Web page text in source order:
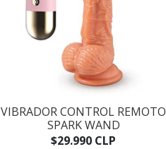
VIBRADOR CONTROL REMOTO
SPARK WAND
$29.990 CLP